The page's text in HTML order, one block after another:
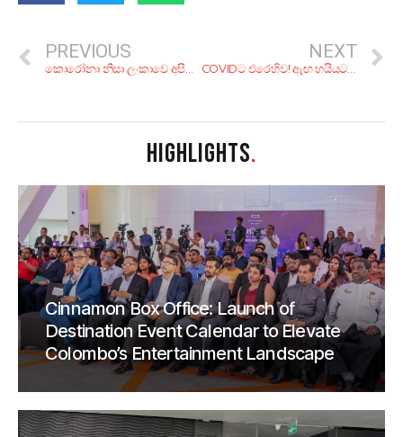
PREVIOUS
කොරෝනා නිසා ලංකාවෙ අපිට අත්හරින්න සිදු වෙන එදිනෙදා පුරුදු 10ක්!
NEXT
COVIDට එරෙහිව! ඇඟ හයියට තියාගන්න.. ගෙදරදිම හදාගන්න කියාපු, රස කෑම වර්ග 6ක්
HIGHLIGHTS.
Cinnamon Box Office: Launch of
Destination Event Calendar to Elevate
Colombo’s Entertainment Landscape